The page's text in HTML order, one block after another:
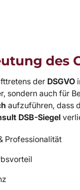
des
der DSGVO
sondern auch für
aufzuführen, dass
DSB-Siegel
Professionalität